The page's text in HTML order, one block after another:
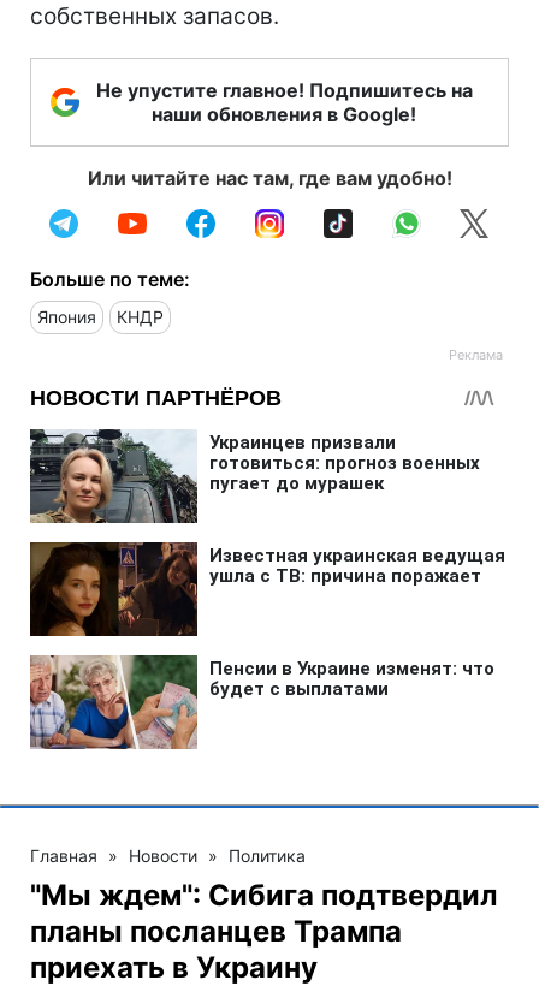
собственных запасов.
Не упустите главное! Подпишитесь на
наши обновления в Google!
Или читайте нас там, где вам удобно!
Больше по теме:
Япония КНДР
Главная » Новости » Политика
"Мы ждем": Сибига подтвердил
планы посланцев Трампа
приехать в Украину